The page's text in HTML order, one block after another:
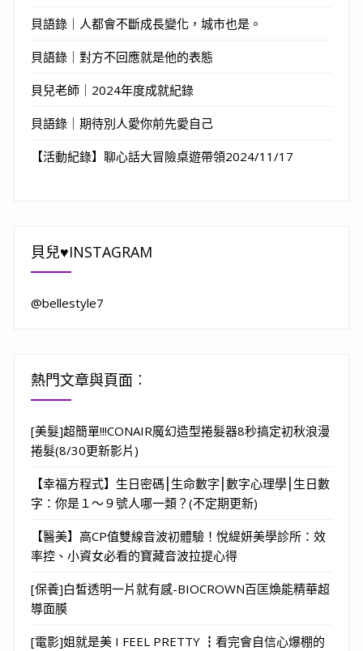
貝語錄｜人都會不斷成長變化，城市也是。
貝語錄｜對方不回應就是他的表態
貝兒老師｜2024年度成就紀錄
貝語錄｜期待別人愛你前先愛自己
【活動紀錄】聊心話大冒險桌遊帶領2024/11/17
貝兒♥INSTAGRAM
@bellestyle7
熱門文章與頁面︰
[美髮]超簡單!!!CONAIR魔幻造型捲髮器8秒搞定初秋浪漫
捲髮(8/30更新影片)
【幸福方程式】生日密碼⎮生命數字⎮數字心理學⎮生日數
字：你是１～９號人哪一類？(不定期更新)
【醫美】高CP值雙線音波初體驗！悅緹妍美學診所：效
率控、小資女必看的寶藏音波拉提心得
[保養]白皙透明一片就有感-BIOCROWN百匡煥能精華超
導面膜
[電影]姐就是美 I FEEL PRETTY ┇看完會自信心爆棚的